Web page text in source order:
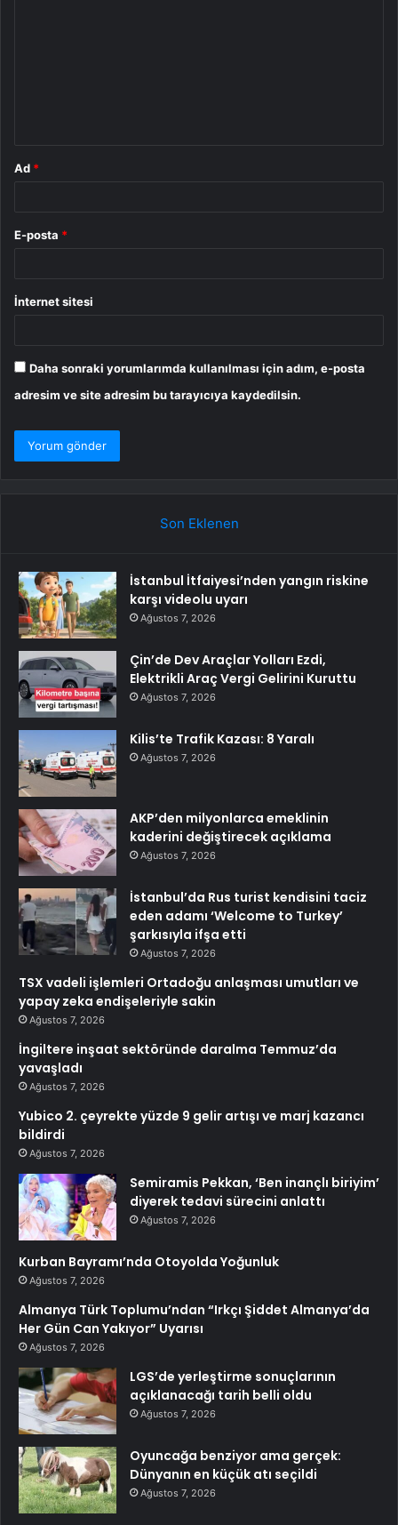
Ad *
E-posta *
İnternet sitesi
Daha sonraki yorumlarımda kullanılması için adım, e-posta
adresim ve site adresim bu tarayıcıya kaydedilsin.
Son Eklenen
İstanbul İtfaiyesi’nden yangın riskine
karşı videolu uyarı
Ağustos 7, 2026
Çin’de Dev Araçlar Yolları Ezdi,
Elektrikli Araç Vergi Gelirini Kuruttu
Ağustos 7, 2026
Kilis’te Trafik Kazası: 8 Yaralı
Ağustos 7, 2026
AKP’den milyonlarca emeklinin
kaderini değiştirecek açıklama
Ağustos 7, 2026
İstanbul’da Rus turist kendisini taciz
eden adamı ‘Welcome to Turkey’
şarkısıyla ifşa etti
Ağustos 7, 2026
TSX vadeli işlemleri Ortadoğu anlaşması umutları ve
yapay zeka endişeleriyle sakin
Ağustos 7, 2026
İngiltere inşaat sektöründe daralma Temmuz’da
yavaşladı
Ağustos 7, 2026
Yubico 2. çeyrekte yüzde 9 gelir artışı ve marj kazancı
bildirdi
Ağustos 7, 2026
Semiramis Pekkan, ‘Ben inançlı biriyim’
diyerek tedavi sürecini anlattı
Ağustos 7, 2026
Kurban Bayramı’nda Otoyolda Yoğunluk
Ağustos 7, 2026
Almanya Türk Toplumu’ndan “Irkçı Şiddet Almanya’da
Her Gün Can Yakıyor” Uyarısı
Ağustos 7, 2026
LGS’de yerleştirme sonuçlarının
açıklanacağı tarih belli oldu
Ağustos 7, 2026
Oyuncağa benziyor ama gerçek:
Dünyanın en küçük atı seçildi
Ağustos 7, 2026